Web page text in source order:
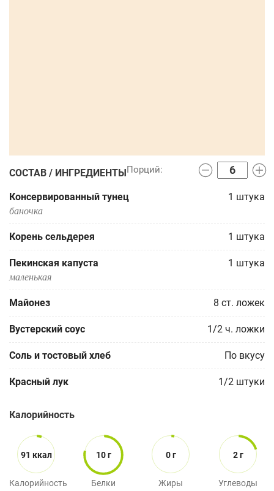
СОСТАВ / ИНГРЕДИЕНТЫ
Консервированный тунец 1 штука
баночка
Корень сельдерея 1 штука
Пекинская капуста 1 штука
маленькая
Майонез 8 ст. ложек
Вустерский соус 1/2 ч. ложки
Соль и тостовый хлеб По вкусу
Красный лук 1/2 штуки
Калорийность
91 ккал
Калорийность
10 г
Белки
0 г
Жиры
2 г
Углеводы